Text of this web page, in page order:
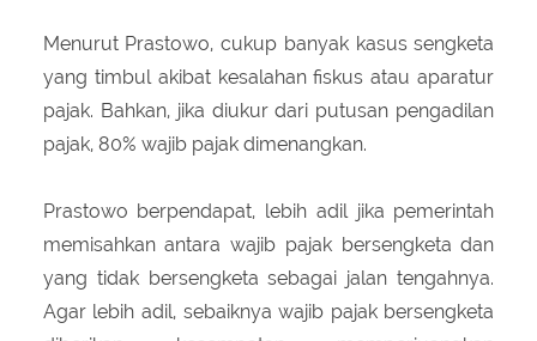
Menurut Prastowo, cukup banyak kasus sengketa
yang timbul akibat kesalahan fiskus atau aparatur
pajak. Bahkan, jika diukur dari putusan pengadilan
pajak, 80% wajib pajak dimenangkan.
Prastowo berpendapat, lebih adil jika pemerintah
memisahkan antara wajib pajak bersengketa dan
yang tidak bersengketa sebagai jalan tengahnya.
Agar lebih adil, sebaiknya wajib pajak bersengketa